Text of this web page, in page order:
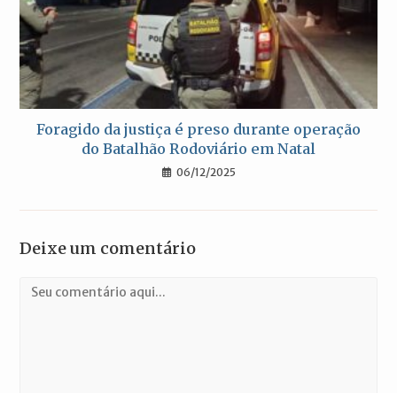
Foragido da justiça é preso durante operação
do Batalhão Rodoviário em Natal
06/12/2025
Deixe um comentário
Comentário